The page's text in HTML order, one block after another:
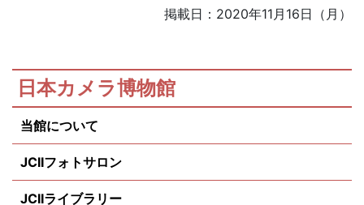
掲載日：2020年11月16日（月）
日本カメラ博物館
当館について
JCIIフォトサロン
JCIIライブラリー